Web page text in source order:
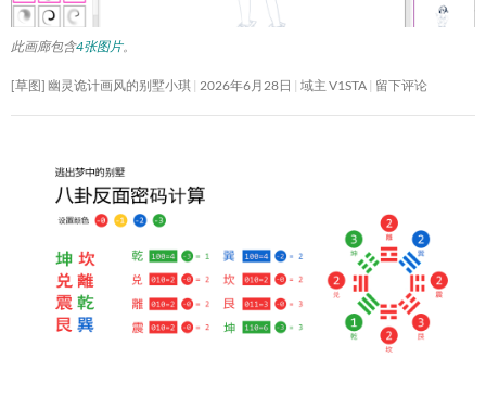
此画廊包含4张图片。
[草图] 幽灵诡计画风的别墅小琪 2026年6月28日 域主 V1STA 留下评论